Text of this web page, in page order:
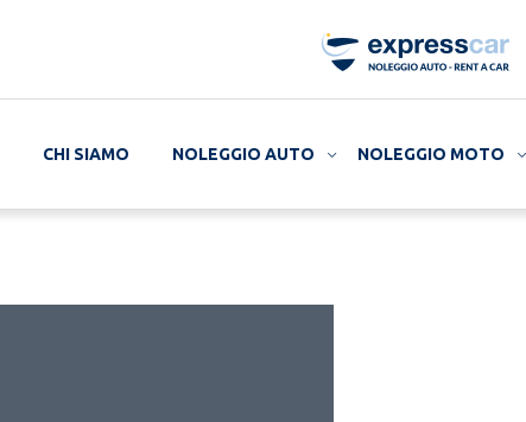
CHI SIAMO NOLEGGIO AUTO NOLEGGIO MOTO